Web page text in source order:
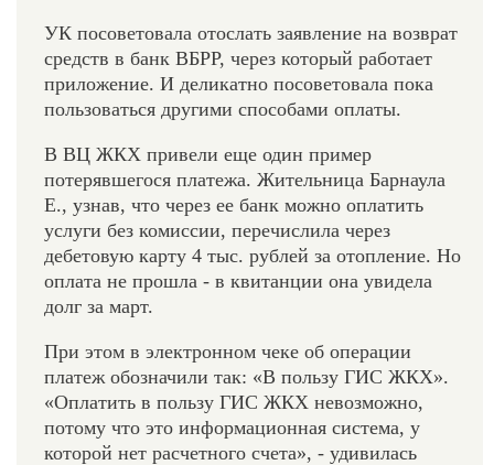
УК посоветовала отослать заявление на возврат
средств в банк ВБРР, через который работает
приложение. И деликатно посоветовала пока
пользоваться другими способами оплаты.
В ВЦ ЖКХ привели еще один пример
потерявшегося платежа. Жительница Барнаула
Е., узнав, что через ее банк можно оплатить
услуги без комиссии, перечислила через
дебетовую карту 4 тыс. рублей за отопление. Но
оплата не прошла - в квитанции она увидела
долг за март.
При этом в электронном чеке об операции
платеж обозначили так: «В пользу ГИС ЖКХ».
«Оплатить в пользу ГИС ЖКХ невозможно,
потому что это информационная система, у
которой нет расчетного счета», - удивилась